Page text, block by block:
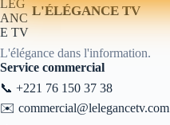
L'ÉLÉGANCE TV
L'élégance dans l'information.
Service commercial
📞 +221 76 150 37 38
✉️ commercial@lelegancetv.com